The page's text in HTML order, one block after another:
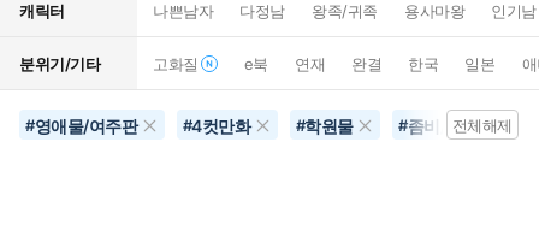
캐릭터 나쁜남자 다정남 왕족/귀족 용사마왕 인기남
분위기/기타 고화질 e북 연재 완결 한국 일본
#영애물/여주판 #4컷만화 #학원물 #좀비/뱀파이어
전체해제